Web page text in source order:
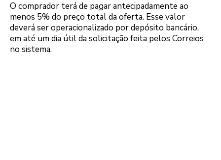
O comprador terá de pagar antecipadamente ao
menos 5% do preço total da oferta. Esse valor
deverá ser operacionalizado por depósito bancário,
em até um dia útil da solicitação feita pelos Correios
no sistema.